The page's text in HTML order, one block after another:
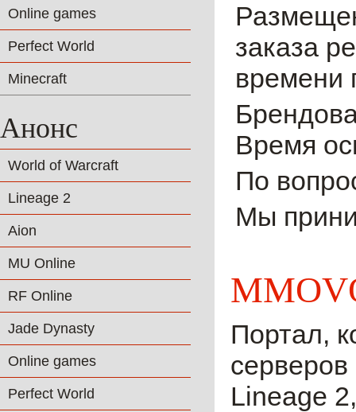
Online games
Perfect World
Minecraft
Анонс
World of Warcraft
Lineage 2
Aion
MU Online
RF Online
Jade Dynasty
Online games
Perfect World
заказа
времени
Время
По
Мы
Портал,
Lineage